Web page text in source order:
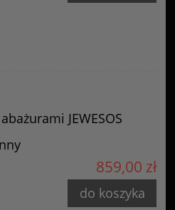
JEWESOS
859,00 zł
do koszyka